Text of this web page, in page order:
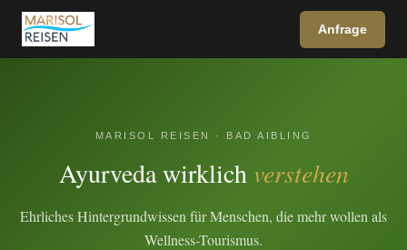
Anfrage
MARISOL REISEN · BAD AIBLING
Ayurveda wirklich verstehen
Ehrliches Hintergrundwissen für Menschen, die mehr wollen als
Wellness-Tourismus.